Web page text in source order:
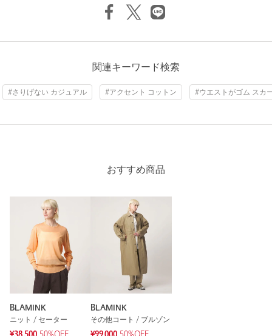
ニックネーム： るる
購入サイズ：36
｜
購入カラー：BEIGE
色味が絶妙で長いシーズン着れそうです。
40代前半
身長：161cm
普段の着用サイズ：
参考になった
※レビューは、個人の主観による感想・体感によるもので、商品の効果や性
関連キーワード検索
#さりげない カジュアル #アクセント コットン #ウエストがゴム スカ
おすすめ商品
BLAMINK
ニット / セーター
BLAMINK
その他コート / ブルゾン